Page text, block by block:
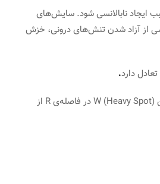
ایجاد نابالانسی شود. سایش‌های
از آزاد شدن تنش‌های درونی، خزش
دارد.
قطعه‌ای که در شکل زیر نشان داده شده دارای عدم تعادلی است که به وسیله نقطه سنگین W (Heavy Spot) در فاصله‌ی R از